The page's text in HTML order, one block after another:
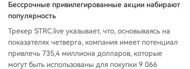
Бессрочные привилегированные акции набирают
популярность
Трекер STRC.live указывает, что, основываясь на
показателях четверга, компания имеет потенциал
привлечь 735,4 миллиона долларов, которые
могут быть использованы для покупки 9 066